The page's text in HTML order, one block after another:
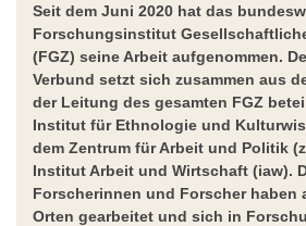
Seit dem Juni 2020 hat das
Forschungsinstitut
(FGZ) seine Arbeit aufgenommen.
Verbund setzt sich zusammen aus
der Leitung des gesamten FGZ
Institut für Ethnologie und
dem Zentrum für Arbeit und Politik
Institut Arbeit und Wirtschaft (iaw).
Forscherinnen und Forscher haben
Orten gearbeitet und sich in